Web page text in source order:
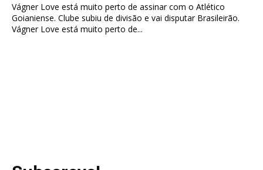
Vágner Love está muito perto de assinar com o Atlético
Goianiense. Clube subiu de divisão e vai disputar Brasileirão.
Vágner Love está muito perto de...